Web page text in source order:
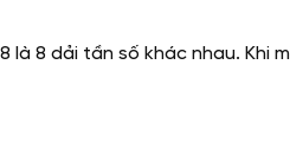
là 8 dải tần số khác nhau.